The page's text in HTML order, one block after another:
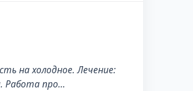
на холодное. Лечение:
Работа про…